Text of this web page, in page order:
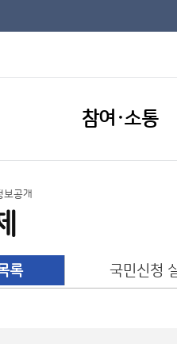
참여·소통
보공개
록 국민신청